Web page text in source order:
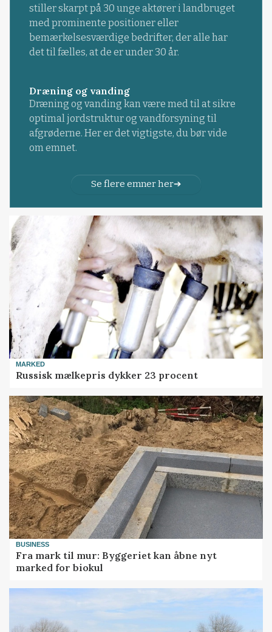
stiller skarpt på 30 unge aktører i landbruget
med prominente positioner eller
bemærkelsesværdige bedrifter, der alle har
det til fælles, at de er under 30 år.
Dræning og vanding
Dræning og vanding kan være med til at sikre
optimal jordstruktur og vandforsyning til
afgrøderne. Her er det vigtigste, du bør vide
om emnet.
Se flere emner her
MARKED
Russisk mælkepris dykker 23 procent
BUSINESS
Fra mark til mur: Byggeriet kan åbne nyt
marked for biokul